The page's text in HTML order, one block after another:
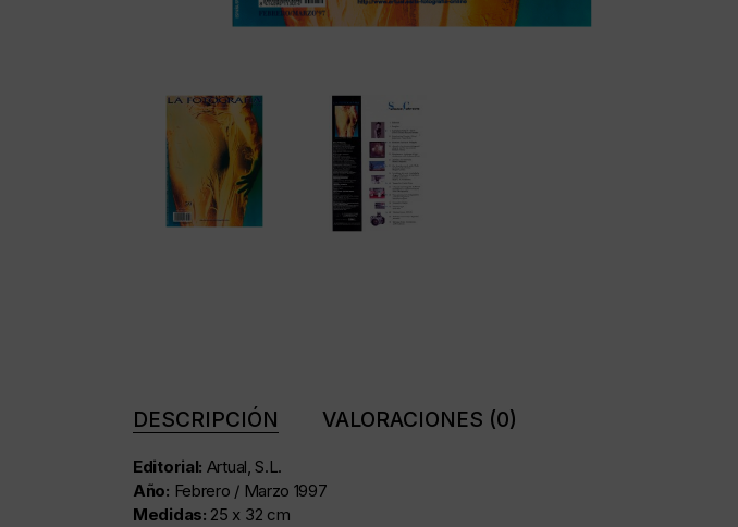
Súper 8
DESCRIPCIÓN VALORACIONES (0)
Editorial: Artual, S.L.
Año: Febrero / Marzo 1997
Medidas: 25 x 32 cm